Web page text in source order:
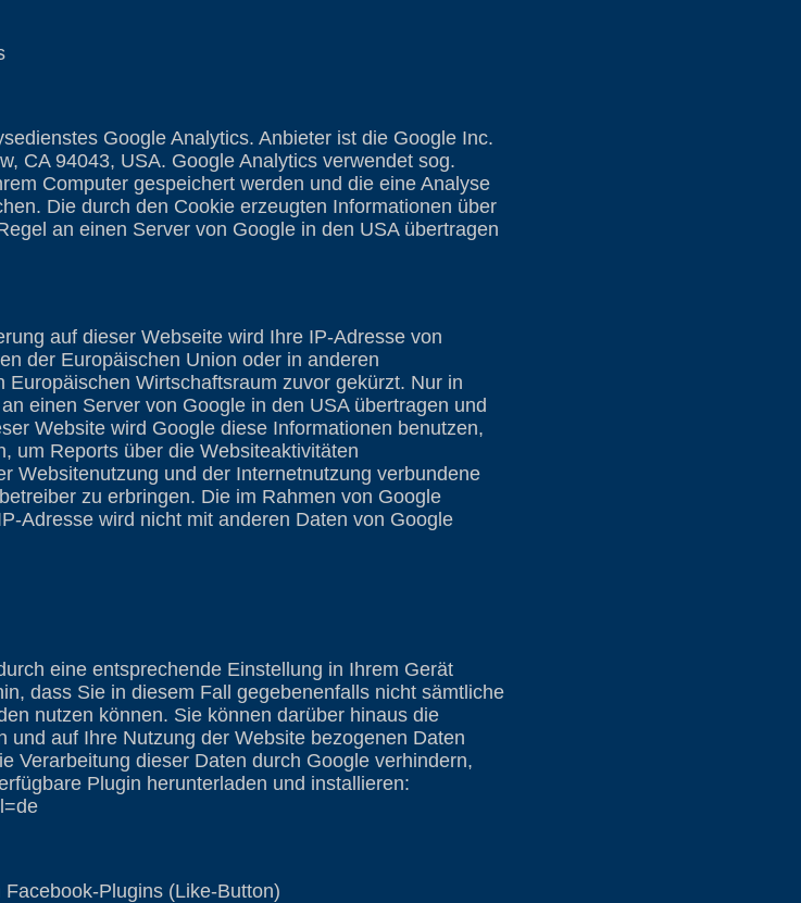
Google Analytics. Anbieter ist die Google Inc.
CA 94043, USA. Google Analytics verwendet sog.
Computer gespeichert werden und die eine Analyse
Die durch den Cookie erzeugten Informationen über
an einen Server von Google in den USA übertragen
auf dieser Webseite wird Ihre IP-Adresse von
der Europäischen Union oder in anderen
Wirtschaftsraum zuvor gekürzt. Nur in
einen Server von Google in den USA übertragen und
Website wird Google diese Informationen benutzen,
um Reports über die Websiteaktivitäten
Websitenutzung und der Internetnutzung verbundene
zu erbringen. Die im Rahmen von Google
Adresse wird nicht mit anderen Daten von Google
eine entsprechende Einstellung in Ihrem Gerät
dass Sie in diesem Fall gegebenenfalls nicht sämtliche
nutzen können. Sie können darüber hinaus die
und auf Ihre Nutzung der Website bezogenen Daten
Verarbeitung dieser Daten durch Google verhindern,
Plugin herunterladen und installieren:
Plugins (Like-Button)